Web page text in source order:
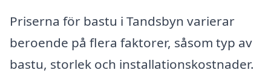
Priserna för bastu i Tandsbyn varierar
beroende på flera faktorer, såsom typ av
bastu, storlek och installationskostnader.